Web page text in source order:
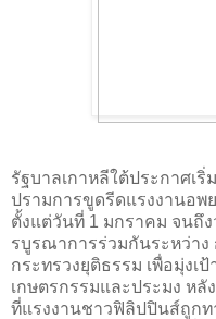
รัฐบาลเกาหลีใต้ประกาศเ
ปรามการขูดรีดแรงงานอพ
ตั้งแต่วันที่ 1 มกราคม จนถึ
รบูรณาการร่วมกันระหว่าง
กระทรวงยุติธรรม เพื่อมุ่งเ
เกษตรกรรมและประมง ห
ที่แรงงานชาวฟิลิปปินส์ถูก